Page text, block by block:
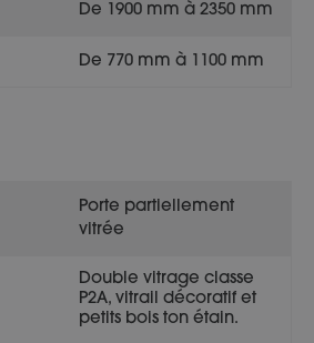
De 1900 mm à 2350 mm
De 770 mm à 1100 mm
Porte partiellement
vitrée
Double vitrage classe
P2A, vitrail décoratif et
petits bois ton étain.